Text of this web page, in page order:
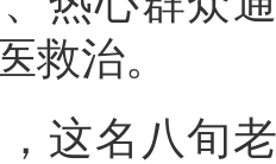
救治。
名八旬老